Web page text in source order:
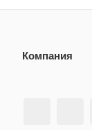
Компания